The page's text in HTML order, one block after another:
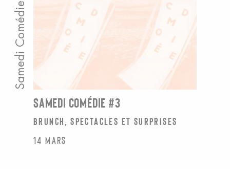
Samedi Comédie
SAMEDI COMÉDIE #3
brunch, spectacles et surprises
14 mars